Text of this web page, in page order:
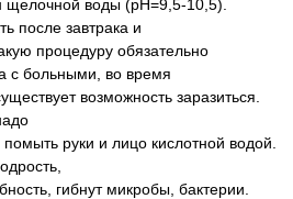
щелочной воды (pH=9,5-10,5).
после завтрака и
процедуру обязательно
с больными, во время
возможность заразиться.
руки и лицо кислотной водой.
гибнут микробы, бактерии.